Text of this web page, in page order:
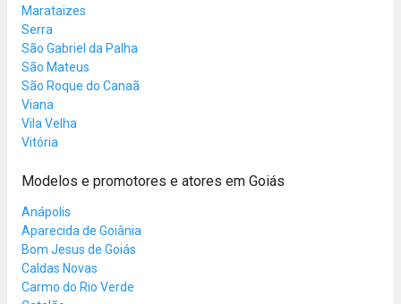
Marataizes
Serra
São Gabriel da Palha
São Mateus
São Roque do Canaã
Viana
Vila Velha
Vitória
Modelos e promotores e atores em Goiás
Anápolis
Aparecida de Goiânia
Bom Jesus de Goiás
Caldas Novas
Carmo do Rio Verde